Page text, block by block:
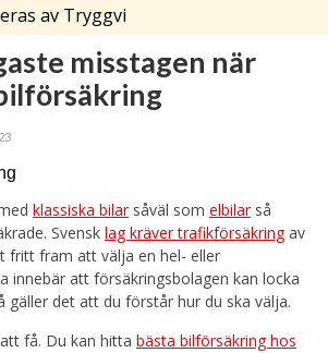
av Tryggvi
misstagen när
klassiska bilarsåväl som elbilarså
Svensk lag kräver trafikförsäkringav
fritt fram att välja en hel- eller
innebär att försäkringsbolagen kan locka
gäller det att du förstår hur du ska välja.
få. Du kan hitta bästa bilförsäkring hos